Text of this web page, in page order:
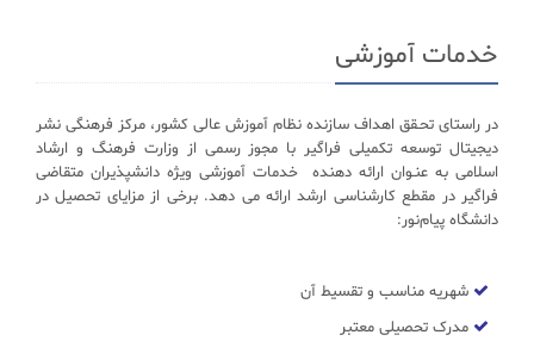
خدمات آموزشی
در راستای تحـقق اهداف سازنده نظام آموزش عالی کشور، مرکز فرهنگی نشر
دیجیتال توسعه تکمیلی فراگیر با مجوز رسمی از وزارت فرهنگ و ارشاد
اسلامی به عنـوان ارائه دهنده خدمات آموزشی ویژه دانشپذیران متقاضی
فراگیر در مقطع کارشناسی ارشد ارائه می دهد. برخی از مزایای تحصیل در
دانشگاه پیام‌نور:
شهریه مناسب و تقسیط آن
مدرک تحصیلی معتبر